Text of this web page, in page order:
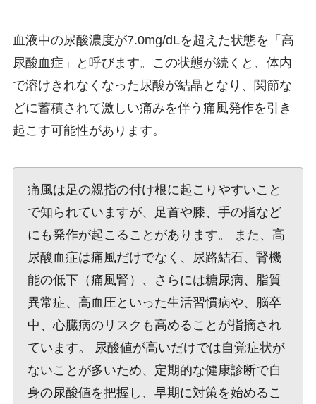
血液中の尿酸濃度が7.0mg/dLを超えた状態を「高
尿酸血症」と呼びます。この状態が続くと、体内
で溶けきれなくなった尿酸が結晶となり、関節な
どに蓄積されて激しい痛みを伴う痛風発作を引き
起こす可能性があります。
痛風は足の親指の付け根に起こりやすいこと
で知られていますが、足首や膝、手の指など
にも発作が起こることがあります。 また、高
尿酸血症は痛風だけでなく、尿路結石、腎機
能の低下（痛風腎）、さらには糖尿病、脂質
異常症、高血圧といった生活習慣病や、脳卒
中、心臓病のリスクも高めることが指摘され
ています。 尿酸値が高いだけでは自覚症状が
ないことが多いため、定期的な健康診断で自
身の尿酸値を把握し、早期に対策を始めるこ